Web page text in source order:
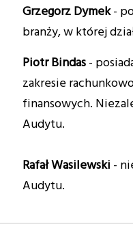
Grzegorz Dymek-
branży, w której
Piotr Bindas-
zakresie
finansowych.
Audytu.
RafałWasilewski -
Audytu.